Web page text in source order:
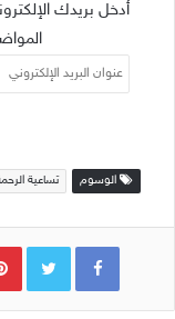
أدخل بريدك
عنوان
البريد
الوسوم تساعية